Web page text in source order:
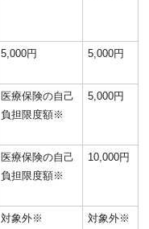
5,000円 5,000円
医療保険の自己
負担限度額※
5,000円
医療保険の自己
負担限度額※
10,000円
対象外※ 対象外※